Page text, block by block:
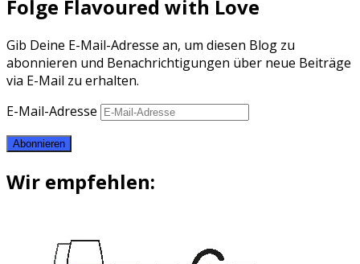
Folge Flavoured with Love
Gib Deine E-Mail-Adresse an, um diesen Blog zu
abonnieren und Benachrichtigungen über neue Beiträge
via E-Mail zu erhalten.
E-Mail-Adresse
Abonnieren
Wir empfehlen: